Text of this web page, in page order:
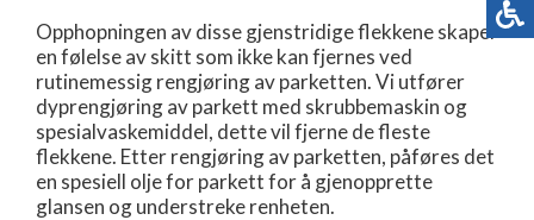
Opphopningen av disse gjenstridige flekkene skaper
en følelse av skitt som ikke kan fjernes ved
rutinemessig rengjøring av parketten. Vi utfører
dyprengjøring av parkett med skrubbemaskin og
spesialvaskemiddel, dette vil fjerne de fleste
flekkene. Etter rengjøring av parketten, påføres det
en spesiell olje for parkett for å gjenopprette
glansen og understreke renheten.